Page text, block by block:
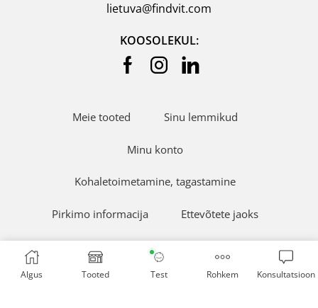
lietuva@findvit.com
KOOSOLEKUL:
Meie tooted Sinu lemmikud
Minu konto
Kohaletoimetamine, tagastamine
Pirkimo informacija Ettevõtete jaoks
FindVit Varle.lt
Algus Tooted Test Rohkem Konsultatsioon